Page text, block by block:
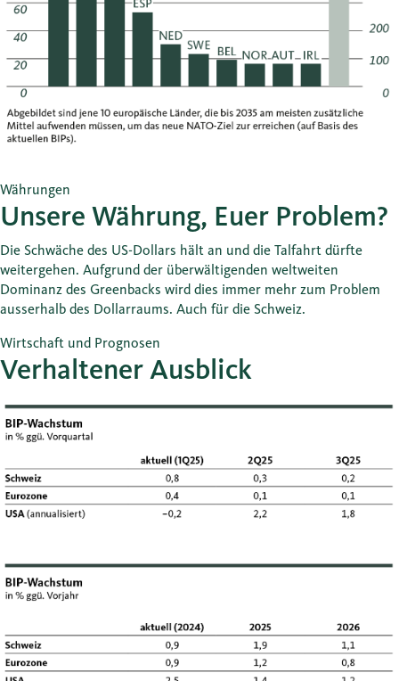
Währungen
Unsere Währung, Euer Problem?
Die Schwäche des US-Dollars hält an und die Talfahrt dürfte
weitergehen. Aufgrund der überwältigenden weltweiten
Dominanz des Greenbacks wird dies immer mehr zum Problem
ausserhalb des Dollarraums. Auch für die Schweiz.
Wirtschaft und Prognosen
Verhaltener Ausblick